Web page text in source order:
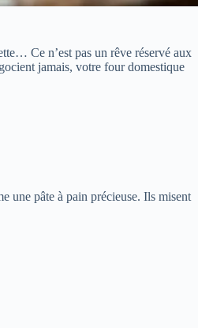
Ce n’est pas un rêve réservé aux
jamais, votre four domestique
une pâte à pain précieuse. Ils misent